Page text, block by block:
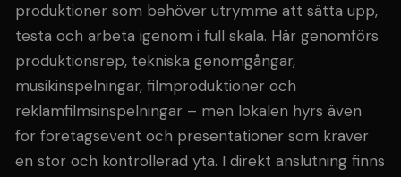
produktioner som behöver utrymme att sätta upp,
testa och arbeta igenom i full skala. Här genomförs
produktionsrep, tekniska genomgångar,
musikinspelningar, filmproduktioner och
reklamfilmsinspelningar – men lokalen hyrs även
för företagsevent och presentationer som kräver
en stor och kontrollerad yta. I direkt anslutning finns